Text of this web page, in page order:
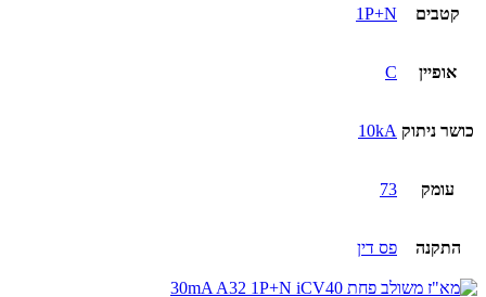
קטבים 1P+N
אופיין C
כושר ניתוק 10kA
עומק 73
התקנה פס דין